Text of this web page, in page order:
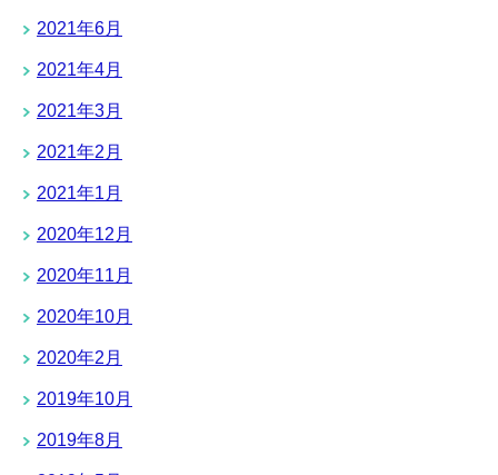
2021年6月
2021年4月
2021年3月
2021年2月
2021年1月
2020年12月
2020年11月
2020年10月
2020年2月
2019年10月
2019年8月